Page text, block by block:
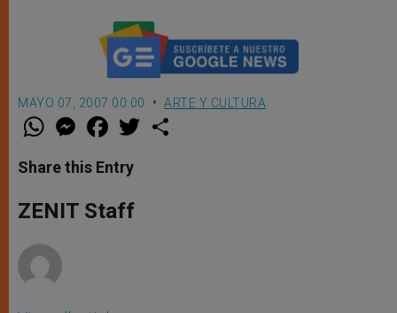
MAYO 07, 2007 00:00 ARTE Y CULTURA
W
t
s
p
p
M
e
s
e
g
e
F
a
e
b
o
k
w
Share this Entry
ZENIT Staff